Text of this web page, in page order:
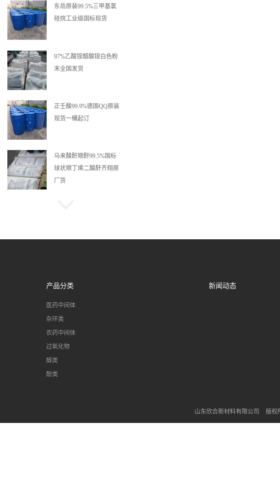
东岳原装99.5%三甲基氯
硅烷工业级国标现货
97%乙酸铵醋酸铵白色粉
末全国发货
正壬酸99.9%德国QQ原装
现货一桶起订
马来酸酐顺酐99.5%国标
球状顺丁烯二酸酐齐翔原
厂货
四水醋酸钴99.5%乙酸钴
一袋起订
产品分类
医药中间体
杂环类
农药中间体
过氧化物
醇类
酚类
新闻动态
山东欣合新材料有限公司 版权